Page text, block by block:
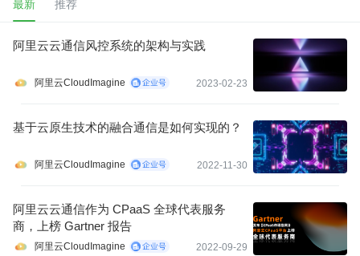
最新 推荐
阿里云云通信风控系统的架构与实践
阿里云CloudImagine 2023-02-23
基于云原生技术的融合通信是如何实现的？
阿里云CloudImagine 2022-11-30
阿里云云通信作为 CPaaS 全球代表服务
商，上榜 Gartner 报告
阿里云CloudImagine 2022-09-29